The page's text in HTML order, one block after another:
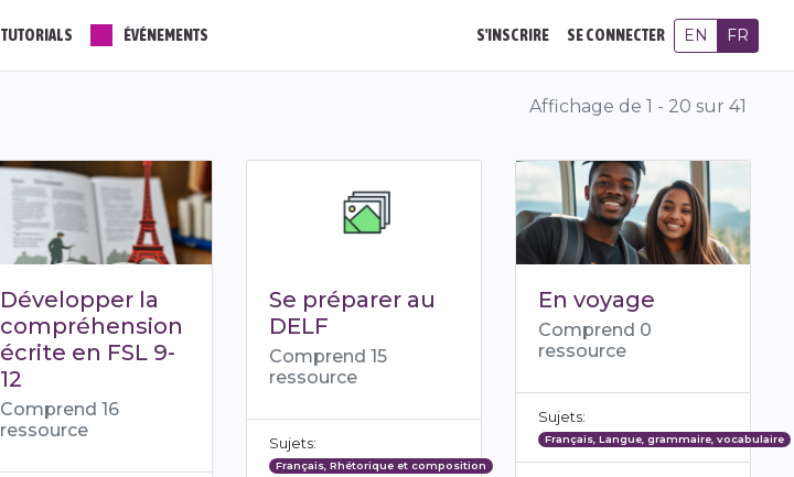
TUTORIALS ÉVÉNEMENTS S'INSCRIRE SE CONNECTER EN FR
Affichage de 1 - 20 sur 41
Développer la
compréhension
écrite en FSL 9-
12
Comprend 16
ressource
Se préparer au
DELF
Comprend 15
ressource
Sujets:
Français, Rhétorique et composition
En voyage
Comprend 0
ressource
Sujets:
Français, Langue, grammaire, vocabulaire